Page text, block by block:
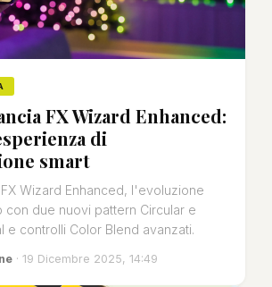
FX Wizard Enhanced:
di
smart
Wizard Enhanced, l'evoluzione
con due nuovi pattern Circular e
e controlli Color Blend avanzati.
· 19 Dicembre 2025, 14:49